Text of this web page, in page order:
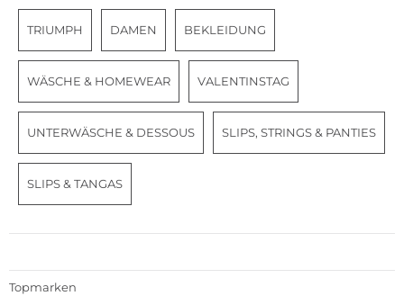
TRIUMPH DAMEN BEKLEIDUNG
WÄSCHE & HOMEWEAR VALENTINSTAG
UNTERWÄSCHE & DESSOUS SLIPS, STRINGS & PANTIES
SLIPS & TANGAS
Topmarken